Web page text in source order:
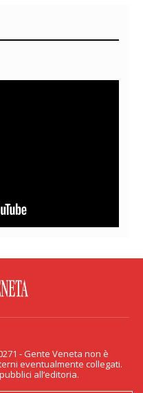
- Gente Veneta non è responsabile
Gente Veneta percepisce
- Gente Veneta non è
eventualmente collegati.
all’editoria.